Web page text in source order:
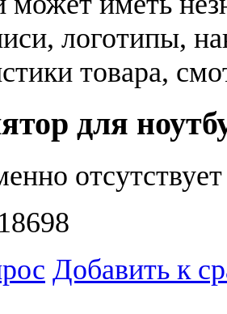
логотипы,
товара,
для
Добавить к